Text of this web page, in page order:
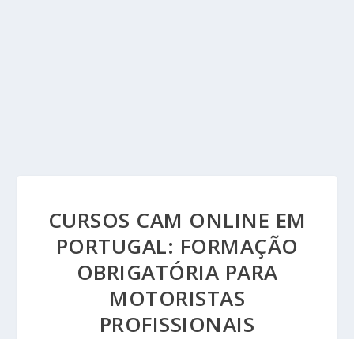
CURSOS CAM ONLINE EM
PORTUGAL: FORMAÇÃO
OBRIGATÓRIA PARA
MOTORISTAS
PROFISSIONAIS